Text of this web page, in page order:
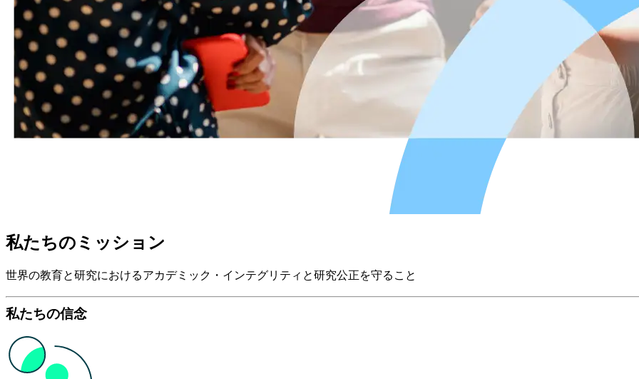
私たちのミッション
世界の教育と研究におけるアカデミック・インテグリティと研究公正を守ること
私たちの信念